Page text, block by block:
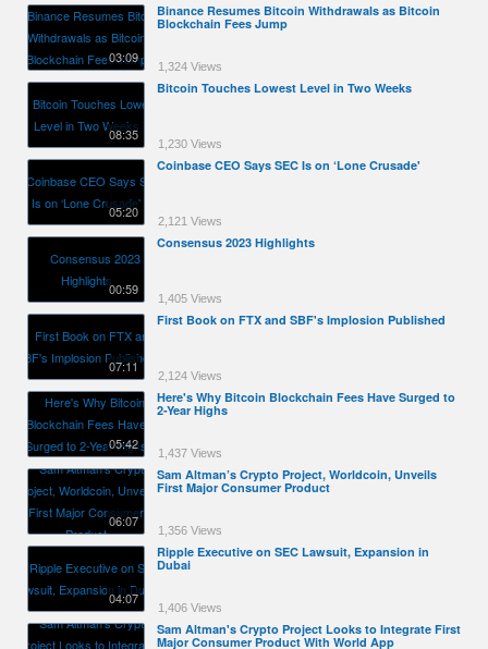
03:09
Binance Resumes Bitcoin Withdrawals as Bitcoin
Blockchain Fees Jump
1,324 Views
08:35
Bitcoin Touches Lowest Level in Two Weeks
1,230 Views
05:20
Coinbase CEO Says SEC Is on ‘Lone Crusade'
2,121 Views
00:59
Consensus 2023 Highlights
1,405 Views
07:11
First Book on FTX and SBF's Implosion Published
2,124 Views
05:42
Here's Why Bitcoin Blockchain Fees Have Surged to
2-Year Highs
1,437 Views
06:07
Sam Altman’s Crypto Project, Worldcoin, Unveils
First Major Consumer Product
1,356 Views
04:07
Ripple Executive on SEC Lawsuit, Expansion in
Dubai
1,406 Views
Sam Altman's Crypto Project Looks to Integrate First
Major Consumer Product With World App